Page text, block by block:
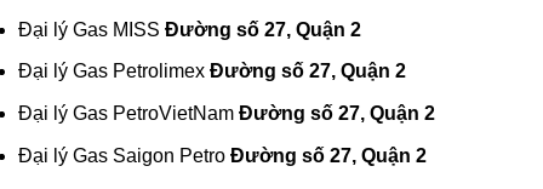
Đại lý Gas MISS Đường số 27, Quận 2
Đại lý Gas Petrolimex Đường số 27, Quận 2
Đại lý Gas PetroVietNam Đường số 27, Quận 2
Đại lý Gas Saigon Petro Đường số 27, Quận 2